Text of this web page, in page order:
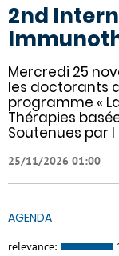
2nd
Mercredi 25
les doctorants
programme «
Thérapies
Soutenues par l
25/11/2026 01:00
AGENDA
relevance: